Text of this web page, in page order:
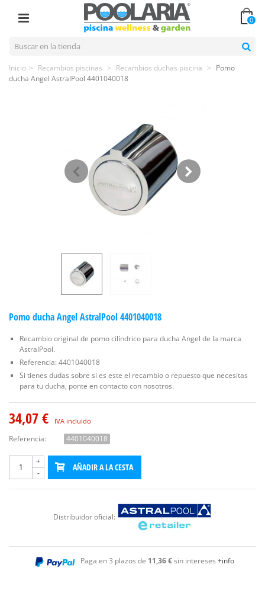
0
Inicio > Recambios piscinas > Recambios duchas piscina > Pomo
ducha Angel AstralPool 4401040018
Pomo ducha Angel AstralPool 4401040018
Recambio original de pomo cilíndrico para ducha Angel de la marca
AstralPool.
Referencia: 4401040018
Si tienes dudas sobre si es este el recambio o repuesto que necesitas
para tu ducha, ponte en contacto con nosotros.
34,07 € IVA incluido
Referencia: 4401040018
-
+
AÑADIR A LA CESTA
Distribuidor oficial:
Paga en 3 plazos de 11,36 €sin intereses +info